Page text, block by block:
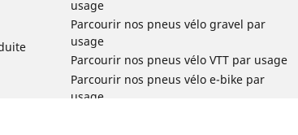
usage
Parcourir nos pneus vélo gravel par
usage
Parcourir nos pneus vélo VTT par usage
Parcourir nos pneus vélo e-bike par
usage